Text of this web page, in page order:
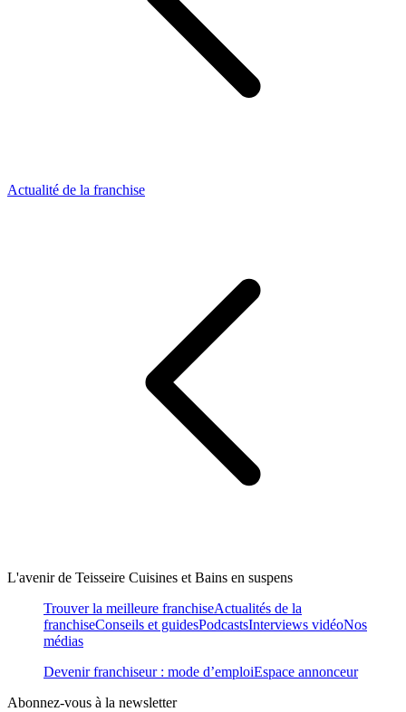
Actualité de la franchise
L'avenir de Teisseire Cuisines et Bains en suspens
Trouver la meilleure franchiseActualités de la
franchiseConseils et guidesPodcastsInterviews vidéoNos
médias
Devenir franchiseur : mode d’emploiEspace annonceur
Abonnez-vous à la newsletter